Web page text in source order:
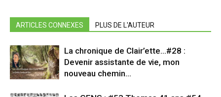
ARTICLES CONNEXES PLUS DE L'AUTEUR
La chronique de Clair’ette…#28 :
Devenir assistante de vie, mon
nouveau chemin…